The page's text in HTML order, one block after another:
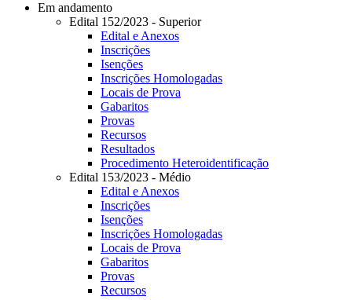
Em andamento
Edital 152/2023 - Superior
Edital e Anexos
Inscrições
Isenções
Inscrições Homologadas
Locais de Prova
Gabaritos
Provas
Recursos
Resultados
Procedimento Heteroidentificação
Edital 153/2023 - Médio
Edital e Anexos
Inscrições
Isenções
Inscrições Homologadas
Locais de Prova
Gabaritos
Provas
Recursos